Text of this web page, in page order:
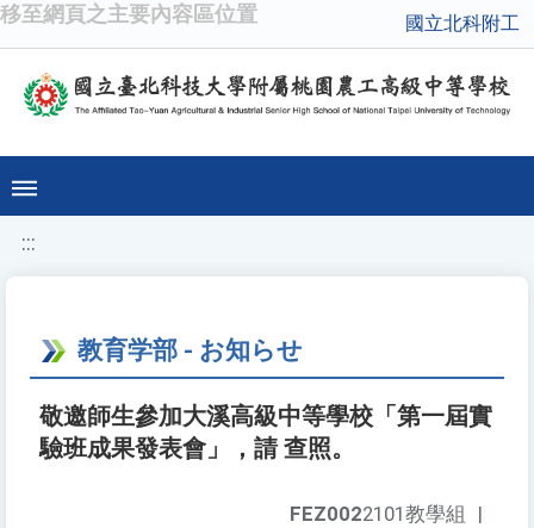
移至網頁之主要內容區位置 國立北科附工
:::
教育学部 - お知らせ
敬邀師生參加大溪高級中等學校「第一屆實
驗班成果發表會」，請 查照。
FEZ0022101教學組 |